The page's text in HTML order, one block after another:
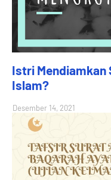
Istri Mendiamkan
Islam?
Desember 14, 2021